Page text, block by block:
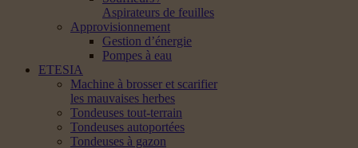
Aspirateurs de feuilles
Approvisionnement
Gestion d’énergie
Pompes à eau
ETESIA
Machine à brosser et scarifier
les mauvaises herbes
Tondeuses tout-terrain
Tondeuses autoportées
Tondeuses à gazon